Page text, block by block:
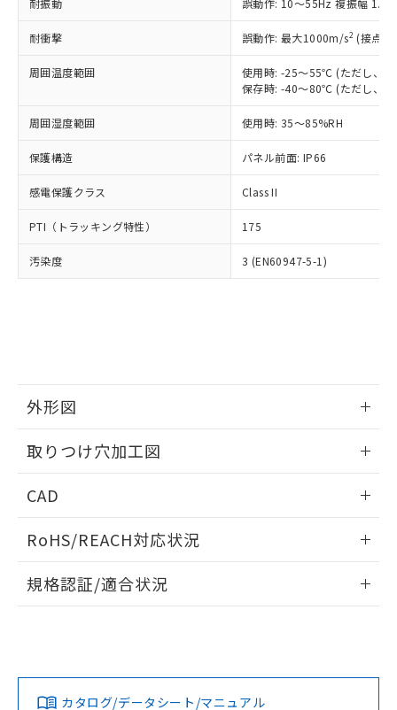
耐振動 誤動作: 10～55Hz 複振幅
耐衝撃 誤動作: 最大1000m/s2 (接点
周囲温度範囲
使用時: -25～55℃ (ただし、氷
保存時: -40～80℃ (ただし、氷
周囲湿度範囲 使用時: 35～85%RH
保護構造 パネル前面: IP66
感電保護クラス Class II
PTI（トラッキング特性） 175
汚染度 3 (EN60947-5-1)
外形図
取りつけ穴加工図
CAD
ドすることができます。
ログイン/会員登録
ダウンロードデータをご利用いただく前に、以下を必ずお読
みください。
RoHS/REACH対応状況
EU RoHS 注意事項・凡例
対応済み
規格認証/適合状況
カタログ/データシート/マニュアル
正式な納期状況および標準価格はお客
様のお取引先、またはお客様担当のオ
ムロン制御機器販売店・当社販売員に
オムロン制御機器販売店や当社販売拠
販売ネットワーク
」をご確認
在庫状況および標準価格結果を当社の
事前の承諾なく第三者に漏洩または開
示しないようお願いします。
マイパーツ機能（部品リスト作成サー
ビス）をご利用いただくには、I-Web
メンバーズにご登録されている必要が
お客様が当ウェブサイト上で当社にご
指します。
但し、RoHS指令で産業用監視および制御機器に対する
適用除外項目は除く。
フタル酸エステル類の４物質については閾値を超える意
図的な使用がないことを確認しています。
部品在庫の切り替え状況などにより、予定
月が前後することがあります。
※3 非含有証明書ダウンロード
51物質の非含有証明書（当社基準）
※本証明書は発行日時点で非含有を証明す
るもので、過去に遡って非含有を証明する
ものではありません。
また、RoHS指令のフタル酸エステル類４
欄に対応日を記載しておりました。
既に当社にて対応品への在庫切替を完了
していることから、特段のことがない限
り、2022年1月12日より割愛しておりま
す。
DBP(フタル酸ジブチル) : 1000ppm、 DIBP(フタル酸ジ
イソブチル) : 1000ppm、 BBP(フタル酸ブチルベンジ
DEHP(フタル酸ビス(2-エチルヘキシル)) : 1000ppm
準値以下であることを示します。
「10」：通常の使用状況下において有害物
質が外部に漏えいし、環境に深刻な影響を
及ぼさない年数を意味します。
「－」：未確認です。当社販売部門へお問
全に破砕するなど、違法に輸出されな
いよう必要な手段を講じます。
当社は貴社製品を、核兵器、ミサイ
ル、化学兵器、生物兵器またはその他
武器並びにこれらの製造装置等に一切
当社は、貴社製品を第三者に販売する
場合は、上記1、2および3の内容を当
該第三者に通知します。また当社は、
販売先および販売に係わる関係者が違
法に輸出するおそれがある場合は、取
り引きをいたしません。
一定数には満たないが在庫あり
－
在庫なし(最新の在庫状況につ
いては、お客様のお取引先、ま
たはお客様担当のオムロン制御
機器販売店・当社販売員にご確
空
受注生産機種、また在庫状況の
情報を公開していない機種